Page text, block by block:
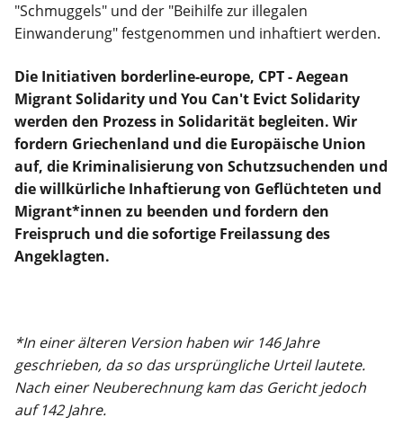
"Schmuggels" und der "Beihilfe zur illegalen
Einwanderung" festgenommen und inhaftiert werden.
Die Initiativen borderline-europe, CPT - Aegean
Migrant Solidarity und You Can't Evict Solidarity
werden den Prozess in Solidarität begleiten. Wir
fordern Griechenland und die Europäische Union
auf, die Kriminalisierung von Schutzsuchenden und
die willkürliche Inhaftierung von Geflüchteten und
Migrant*innen zu beenden und fordern den
Freispruch und die sofortige Freilassung des
Angeklagten.
*In einer älteren Version haben wir 146 Jahre
geschrieben, da so das ursprüngliche Urteil lautete.
Nach einer Neuberechnung kam das Gericht jedoch
auf 142 Jahre.